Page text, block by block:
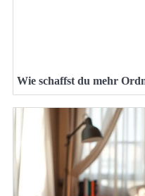
Wie schaffst du mehr